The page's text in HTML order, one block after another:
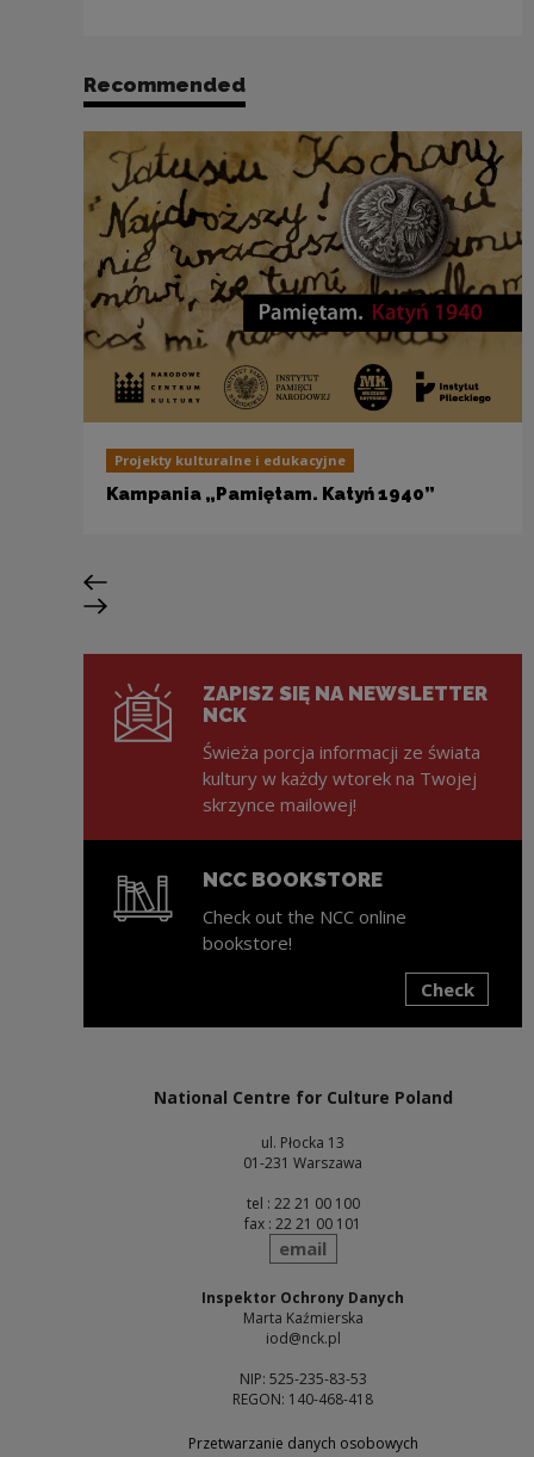
Recommended
Projekty kulturalne i edukacyjne
Kampania „Pamiętam. Katyń 1940”
Previous slide
Next slide
ZAPISZ SIĘ NA NEWSLETTER
NCK
Świeża porcja informacji ze świata
kultury w każdy wtorek na Twojej
skrzynce mailowej!
NCC BOOKSTORE
Check out the NCC online
bookstore!
Check
National Centre for Culture Poland
ul. Płocka 13
01-231 Warszawa
tel : 22 21 00 100
fax : 22 21 00 101
send
email
Inspektor Ochrony Danych
Marta Kaźmierska
iod@nck.pl
NIP: 525-235-83-53
REGON: 140-468-418
Przetwarzanie danych osobowych